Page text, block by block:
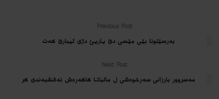
Previous Post
به‌رسێلونا بێى مێسى دێ یاریێ دژى ئیبارێ كه‌ت
Next Post
مه‌سروور بارزانى سه‌رخوه‌شى ل مالباتا كاكەرەش نەقشبەندی كر